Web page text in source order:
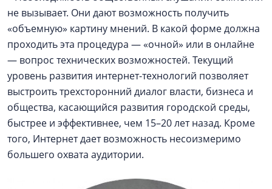
не вызывает. Они дают возможность получить
«объемную» картину мнений. В какой форме должна
проходить эта процедура — «очной» или в онлайне
— вопрос технических возможностей. Текущий
уровень развития интернет-технологий позволяет
выстроить трехсторонний диалог власти, бизнеса и
общества, касающийся развития городской среды,
быстрее и эффективнее, чем 15–20 лет назад. Кроме
того, Интернет дает возможность несоизмеримо
большего охвата аудитории.